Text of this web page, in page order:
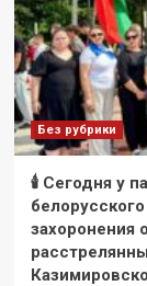
Без рубрики
🕯 Сегодня у
захоронения